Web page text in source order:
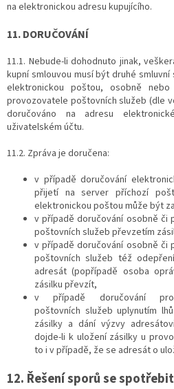
na elektronickou adresu kupujícího.
11. DORUČOVÁNÍ
11.1. Nebude-li dohodnuto jinak,
kupní smlouvou musí být druhé
elektronickou poštou, osobně
provozovatele poštovních služeb (dle
doručováno na adresu
uživatelském účtu.
11.2. Zpráva je doručena:
v případě doručování
přijetí na server příchozí
elektronickou poštou může být
v případě doručování osobně
poštovních služeb převzetím
v případě doručování osobně
poštovních služeb též
adresát (popřípadě osoba
zásilku převzít,
v případě doručování
poštovních služeb uplynutím
zásilky a dání výzvy
dojde-li k uložení zásilky u
to i v případě, že se adresát o
12. Řešení sporů se